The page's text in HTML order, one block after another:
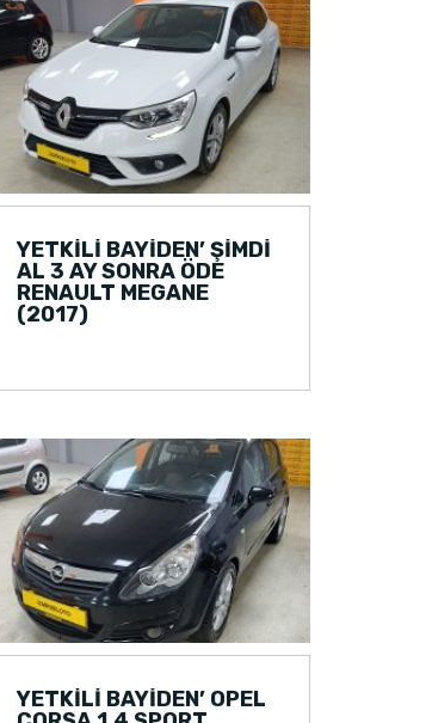
YETKİLİ BAYİDEN’ ŞİMDİ
AL 3 AY SONRA ÖDE
RENAULT MEGANE
(2017)
YETKİLİ BAYİDEN’ OPEL